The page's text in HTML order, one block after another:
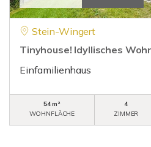
Stein-Wingert
Tinyhouse! Idyllisches
Einfamilienhaus
54 m²
WOHNFLÄCHE
4
ZIMMER